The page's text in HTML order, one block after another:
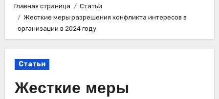
Главная страница
Статьи
Жесткие меры разрешения конфликта интересов в
организации в 2024 году
Статьи
Жесткие меры